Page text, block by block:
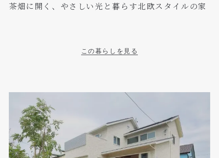
茶畑に開く、やさしい光と暮らす北欧スタイルの家
この暮らしを見る